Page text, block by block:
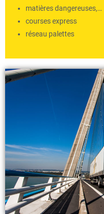
matières dangereuses,…
courses express
réseau palettes